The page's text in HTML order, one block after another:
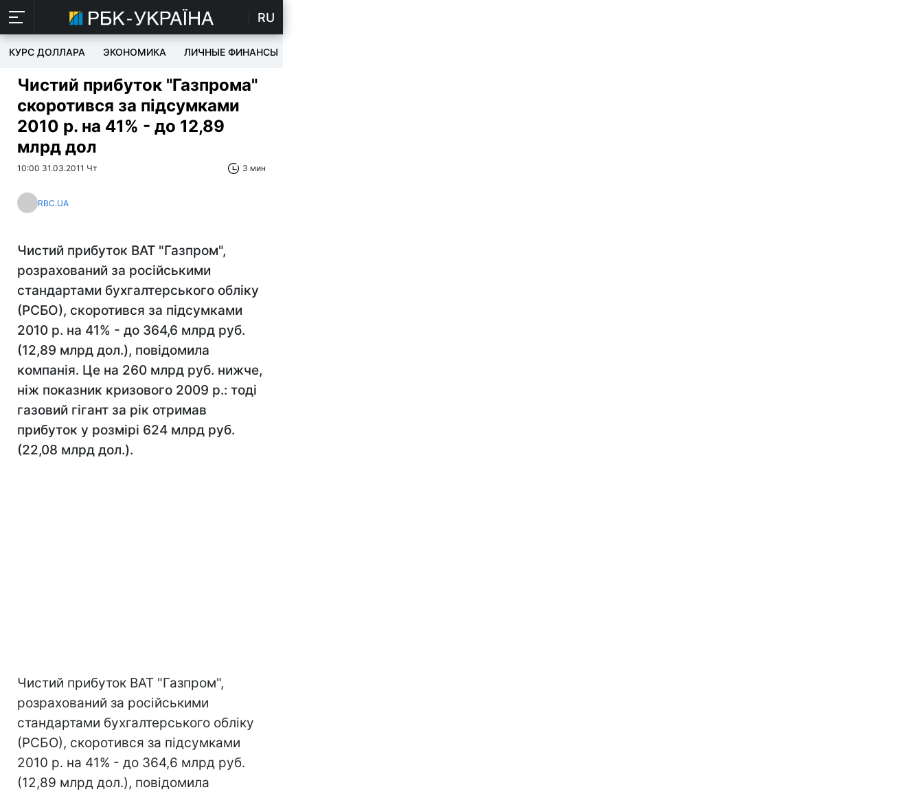
RU
КУРС ДОЛЛАРА ЭКОНОМИКА ЛИЧНЫЕ ФИНАНСЫ
Чистий прибуток "Газпрома"
скоротився за підсумками
2010 р. на 41% - до 12,89
млрд дол
10:00 31.03.2011 Чт 3 мин
RBC.UA
Чистий прибуток ВАТ "Газпром",
розрахований за російськими
стандартами бухгалтерського обліку
(РСБО), скоротився за підсумками
2010 р. на 41% - до 364,6 млрд руб.
(12,89 млрд дол.), повідомила
компанія. Це на 260 млрд руб. нижче,
ніж показник кризового 2009 р.: тоді
газовий гігант за рік отримав
прибуток у розмірі 624 млрд руб.
(22,08 млрд дол.).
Чистий прибуток ВАТ "Газпром",
розрахований за російськими
стандартами бухгалтерського обліку
(РСБО), скоротився за підсумками
2010 р. на 41% - до 364,6 млрд руб.
(12,89 млрд дол.), повідомила